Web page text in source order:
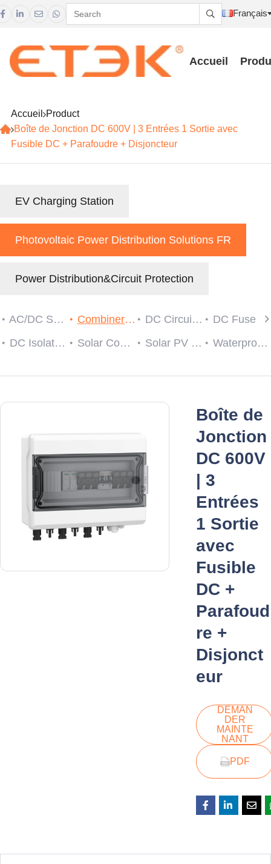
     Français
Accueil
Accueil Product
Boîte de Jonction DC 600V | 3 Entrées 1 Sortie avec
Fusible DC + Parafoudre + Disjoncteur
EV Charging Station
Photovoltaic Power Distribution Solutions FR
Power Distribution&Circuit Protection
AC/DC SPD Combiner Box DC Circuit Breaker
DC Fuse
DC Isolator Switch
Solar Connector Solar PV String Monitoring Device Waterproof Cable Gland
Boîte de
Jonction
DC 600V
| 3
Entrées
1 Sortie
avec
Fusible
DC +
Parafoud
re +
Disjonct
eur
DEMAN
DER
MAINTE
NANT
PDF